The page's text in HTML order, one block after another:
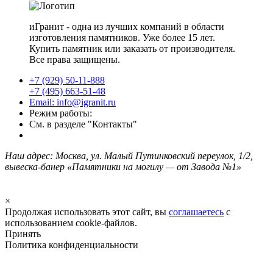
иГранит - одна из лучших компаний в области
изготовления памятников. Уже более 15 лет.
Купить памятник или заказать от производителя.
Все права защищены.
+7 (929) 50-11-888
+7 (495) 663-51-48
Email: info@igranit.ru
Режим работы:
См. в разделе "Контакты"
Наш адрес: Москва, ул. Малый Путинковский переулок, 1/2,
вывеска-банер «Памятники на могилу — от Завода №1»
×
Продолжая использовать этот сайт, вы соглашаетесь с
использованием cookie-файлов.
Принять
Политика конфиденциальности